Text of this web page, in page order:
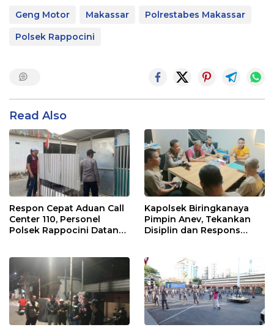
Geng Motor Makassar
Polrestabes Makassar
Polsek Rappocini
Read Also
Respon Cepat Aduan Call
Center 110, Personel
Polsek Rappocini Datangi
Kapolsek Biringkanaya
Pimpin Anev, Tekankan
Disiplin dan Respons